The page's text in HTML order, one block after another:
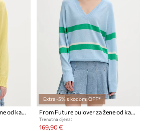
Extra -5% s kodom: OFF*
Trenutna cijena:
169,90 €